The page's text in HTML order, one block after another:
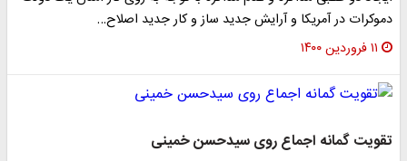
دموکرات در آمریکا و آرایش جدید ساز و کار جدید اصلاح…
۱۱ فروردین ۱۴۰۰
تقویت گمانه اجماع روی سیدحسن خمینی